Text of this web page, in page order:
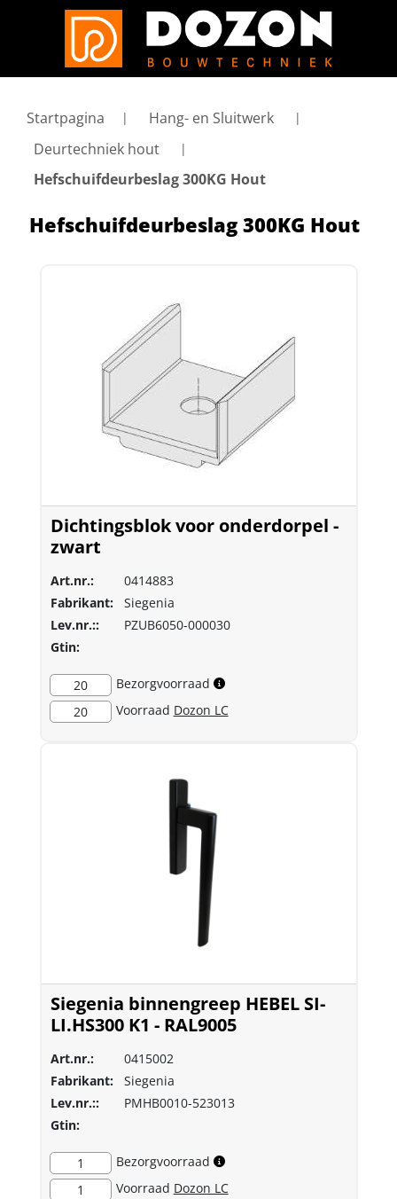
Startpagina
Hang- en Sluitwerk
Deurtechniek hout
Hefschuifdeurbeslag 300KG Hout
Hefschuifdeurbeslag 300KG Hout
Dichtingsblok voor onderdorpel -
zwart
Art.nr.:
0414883
Fabrikant:
Siegenia
Lev.nr.::
PZUB6050-000030
Gtin:
20
Bezorgvoorraad
20
Voorraad Dozon LC
Siegenia binnengreep HEBEL SI-
LI.HS300 K1 - RAL9005
Art.nr.:
0415002
Fabrikant:
Siegenia
Lev.nr.::
PMHB0010-523013
Gtin:
1
Bezorgvoorraad
1
Voorraad Dozon LC